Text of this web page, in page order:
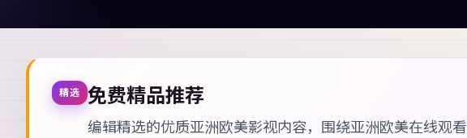
精选 免费精品推荐
编辑精选的优质亚洲欧美影视内容，围绕亚洲欧美在线观看